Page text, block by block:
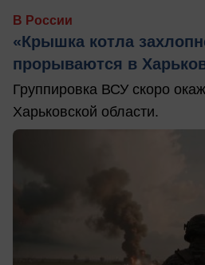
В России
«Крышка котла
прорываются в
Группировка ВСУ скоро
Харьковской области.